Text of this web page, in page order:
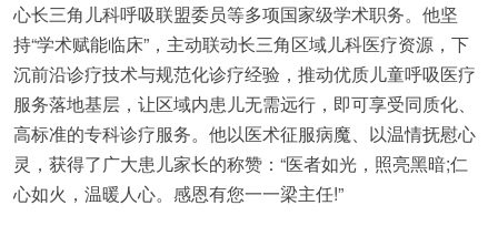
心长三角儿科呼吸联盟委员等多项国家级学术职务。他坚
持“学术赋能临床”，主动联动长三角区域儿科医疗资源，下
沉前沿诊疗技术与规范化诊疗经验，推动优质儿童呼吸医疗
服务落地基层，让区域内患儿无需远行，即可享受同质化、
高标准的专科诊疗服务。他以医术征服病魔、以温情抚慰心
灵，获得了广大患儿家长的称赞：“医者如光，照亮黑暗;仁
心如火，温暖人心。感恩有您一一梁主任!”